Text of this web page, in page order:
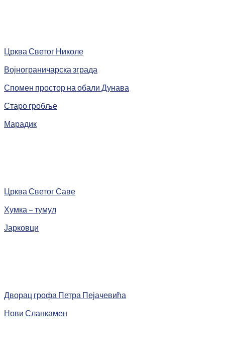
Црква Светог Николе
Војнограничарска зграда
Спомен простор на обали Дунава
Старо гробље
Марадик
Црква Светог Саве
Хумка – тумул
Јарковци
Дворац грофа Петра Пејачевића
Нови Сланкамен